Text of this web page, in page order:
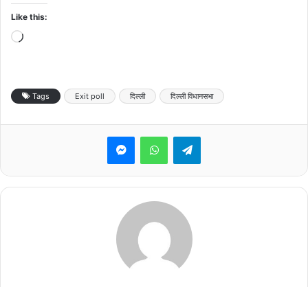
Like this:
Loading…
Tags Exit poll दिल्ली दिल्ली विधानसभा
MessengerWhatsAppTelegram